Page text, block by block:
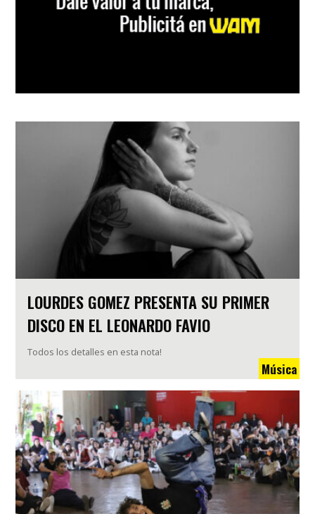
LOURDES GOMEZ PRESENTA SU PRIMER
DISCO EN EL LEONARDO FAVIO
Todos los detalles en esta nota!
Música